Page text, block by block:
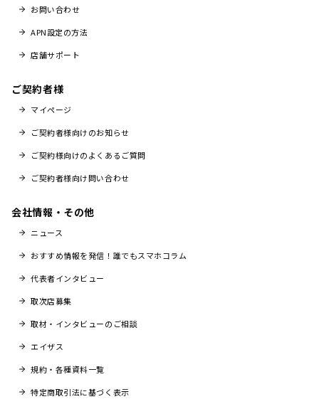
お問い合わせ
APN設定の方法
店舗サポート
ご契約者様
マイページ
ご契約者様向けのお知らせ
ご契約様向けのよくあるご質問
ご契約者様向け問い合わせ
会社情報・その他
ニュース
おすすめ情報を発信！誰でもスマホコラム
代表者インタビュー
取次店募集
取材・インタビューのご相談
エイザス
規約・各種資料一覧
特定商取引法に基づく表示